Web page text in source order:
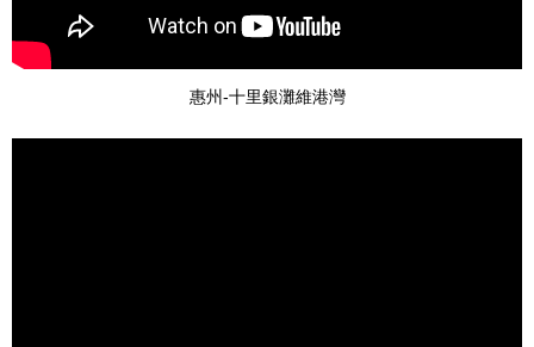
惠州-十里銀灘維港灣